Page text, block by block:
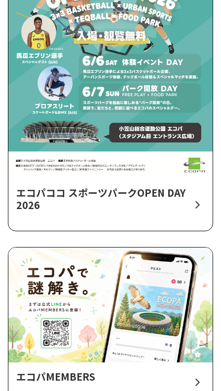
エコパココ スポーツパークOPEN DAY
2026
エコパMEMBERS